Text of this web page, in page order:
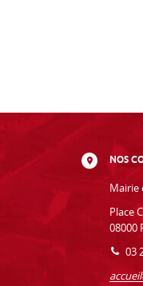
NOS
Mairie
Place
08000
03